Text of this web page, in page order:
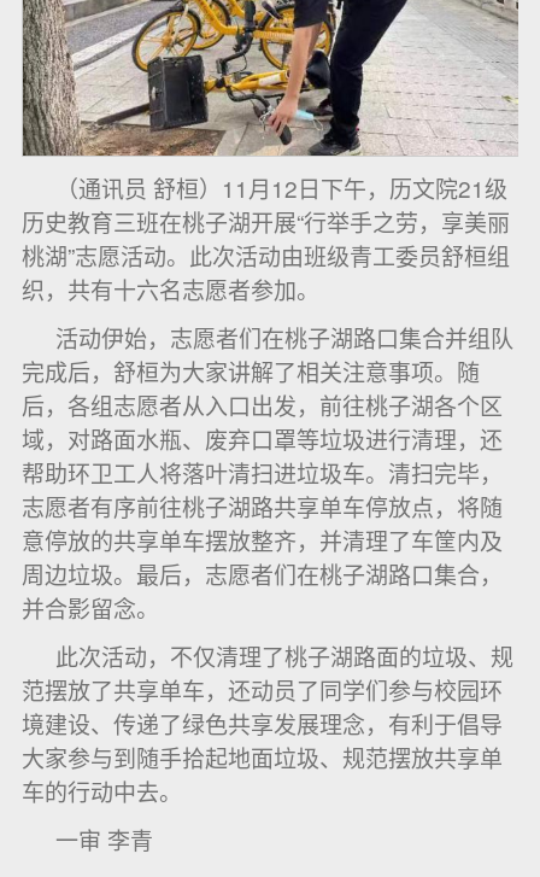
（通讯员 舒桓）11月12日下午，历文院21级
历史教育三班在桃子湖开展“行举手之劳，享美丽
桃湖”志愿活动。此次活动由班级青工委员舒桓组
织，共有十六名志愿者参加。
活动伊始，志愿者们在桃子湖路口集合并组队
完成后，舒桓为大家讲解了相关注意事项。随
后，各组志愿者从入口出发，前往桃子湖各个区
域，对路面水瓶、废弃口罩等垃圾进行清理，还
帮助环卫工人将落叶清扫进垃圾车。清扫完毕，
志愿者有序前往桃子湖路共享单车停放点，将随
意停放的共享单车摆放整齐，并清理了车筐内及
周边垃圾。最后，志愿者们在桃子湖路口集合，
并合影留念。
此次活动，不仅清理了桃子湖路面的垃圾、规
范摆放了共享单车，还动员了同学们参与校园环
境建设、传递了绿色共享发展理念，有利于倡导
大家参与到随手拾起地面垃圾、规范摆放共享单
车的行动中去。
一审 李青